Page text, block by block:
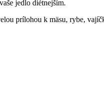
jedlo diétnejším.
prílohou k mäsu, rybe,